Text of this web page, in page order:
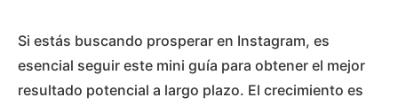
Si estás buscando prosperar en Instagram, es
esencial seguir este mini guía para obtener el mejor
resultado potencial a largo plazo. El crecimiento es